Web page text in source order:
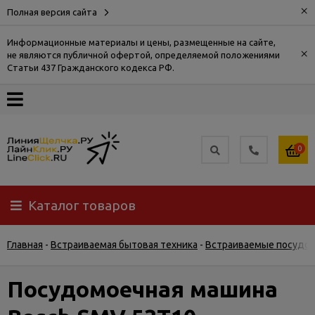
Полная версия сайта ×
Информационные материалы и цены, размещенные на сайте,
не являются публичной офертой, определяемой положениями
Статьи 437 Гражданского кодекса РФ.
×
О
Доставка
Самовывоз
Гарантия
0
Каталог товаров
Главная - Встраиваемая бытовая техника - Встраиваемые
Посудомоечная машина